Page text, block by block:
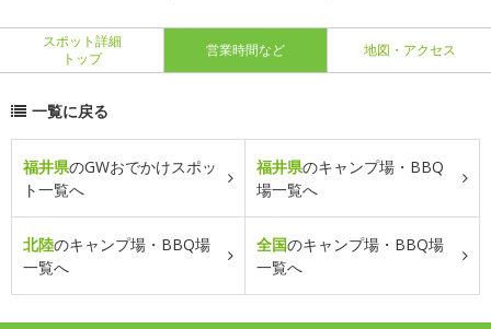
スポット詳細
トップ
営業時間など 地図・アクセス
一覧に戻る
福井県のGWおでかけスポッ
ト一覧へ
福井県のキャンプ場・BBQ
場一覧へ
北陸のキャンプ場・BBQ場
一覧へ
全国のキャンプ場・BBQ場
一覧へ